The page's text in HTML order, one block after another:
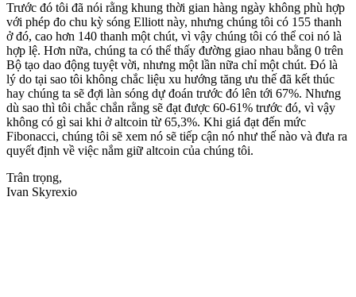
Trước đó tôi đã nói rằng khung thời gian hàng ngày không phù hợp
với phép đo chu kỳ sóng Elliott này, nhưng chúng tôi có 155 thanh
ở đó, cao hơn 140 thanh một chút, vì vậy chúng tôi có thể coi nó là
hợp lệ. Hơn nữa, chúng ta có thể thấy đường giao nhau bằng 0 trên
Bộ tạo dao động tuyệt vời, nhưng một lần nữa chỉ một chút. Đó là
lý do tại sao tôi không chắc liệu xu hướng tăng ưu thế đã kết thúc
hay chúng ta sẽ đợi làn sóng dự đoán trước đó lên tới 67%. Nhưng
dù sao thì tôi chắc chắn rằng sẽ đạt được 60-61% trước đó, vì vậy
không có gì sai khi ở altcoin từ 65,3%. Khi giá đạt đến mức
Fibonacci, chúng tôi sẽ xem nó sẽ tiếp cận nó như thế nào và đưa ra
quyết định về việc nắm giữ altcoin của chúng tôi.
Trân trọng,
Ivan Skyrexio